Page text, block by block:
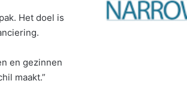
Het doel is
en gezinnen
maakt.”